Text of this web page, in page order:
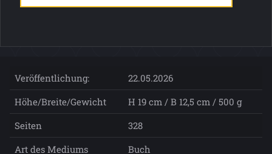
Veröffentlichung:
22.05.2026
Höhe/Breite/Gewicht
H 19 cm / B 12,5 cm / 500 g
Seiten
328
Art des Mediums
Buch